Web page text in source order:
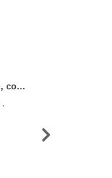
Colis reçu rapidement , commande conforme Parfait
Suivant